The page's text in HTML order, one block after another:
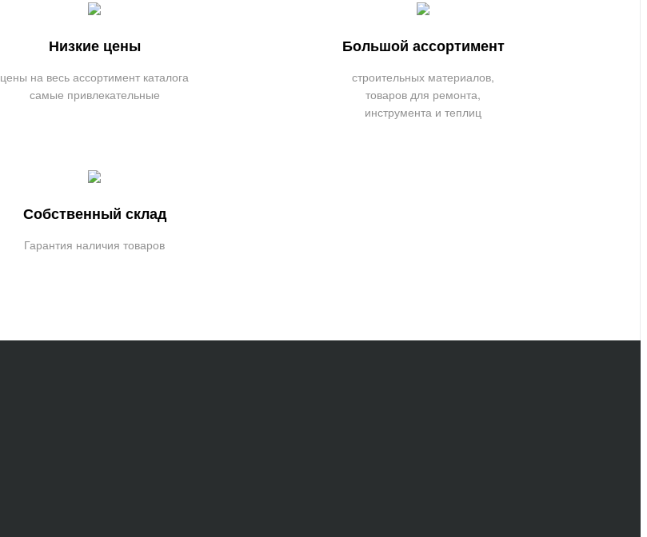
Низкие цены
цены на весь ассортимент каталога
самые привлекательные
Большой ассортимент
строительных материалов,
товаров для ремонта,
инструмента и теплиц
Собственный склад
Гарантия наличия товаров